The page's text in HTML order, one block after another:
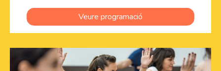
Veure programació